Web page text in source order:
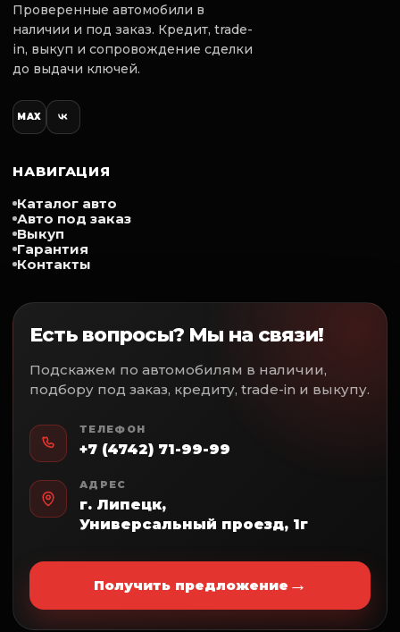
✅-
✅-
- Камера заднего вида
- Круиз-контроль
- Бортовой компьютер
- Центральный замок
- Антиблокировка тормозов
- Антипробуксовка
- Курсовая устойчивость
Проверенные автомобили в
наличии и под заказ. Кредит, trade-
in, выкуп и сопровождение сделки
до выдачи ключей.
MAX
НАВИГАЦИЯ
Каталог авто
Авто под заказ
Выкуп
Гарантия
Контакты
Есть вопросы? Мы на связи!
Подскажем по автомобилям в наличии,
подбору под заказ, кредиту, trade-in и выкупу.
ТЕЛЕФОН
+7 (4742) 71-99-99
АДРЕС
г. Липецк,
Универсальный проезд, 1г
Получить предложение →